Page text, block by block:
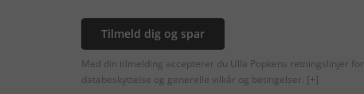
Tilmeld dig og spar
Med din tilmelding accepterer du Ulla Popkens retningslinjer for
databeskyttelse og generelle vilkår og betingelser. [+]